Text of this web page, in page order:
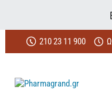
210 23 11 900